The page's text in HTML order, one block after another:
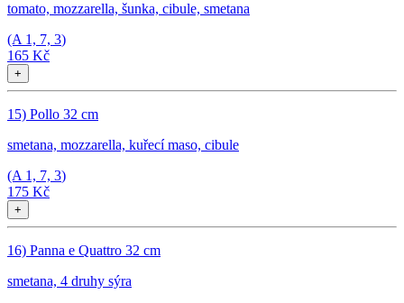
tomato, mozzarella, šunka, cibule, smetana
(A 1, 7, 3)
165 Kč
+
15) Pollo 32 cm
smetana, mozzarella, kuřecí maso, cibule
(A 1, 7, 3)
175 Kč
+
16) Panna e Quattro 32 cm
smetana, 4 druhy sýra